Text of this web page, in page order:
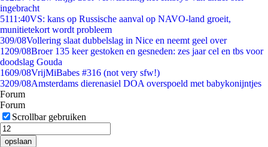
ingebracht
5111:40VS: kans op Russische aanval op NAVO-land groeit,
munitietekort wordt probleem
309/08Vollering slaat dubbelslag in Nice en neemt geel over
1209/08Broer 135 keer gestoken en gesneden: zes jaar cel en tbs voor
doodslag Gouda
1609/08VrijMiBabes #316 (not very sfw!)
3209/08Amsterdams dierenasiel DOA overspoeld met babykonijntjes
Forum
Forum
Scrollbar gebruiken
opslaan